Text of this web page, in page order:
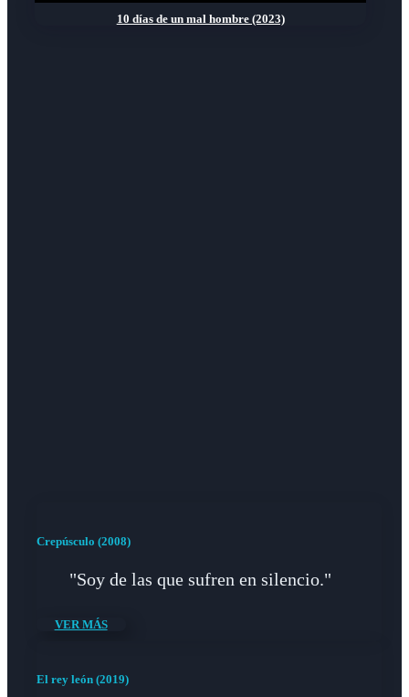
10 días de un mal hombre (2023)
Crepúsculo (2008)
"Soy de las que sufren en silencio."
VER MÁS
El rey león (2019)